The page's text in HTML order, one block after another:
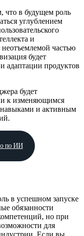
что в будущем роль
углублением
и
неотъемлемой частью
будет
адаптации продуктов
будет
к изменяющимся
и активным
по ИИ
в успешном запуске
обязанности
но при
для
Если вы